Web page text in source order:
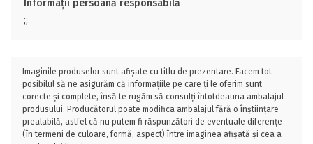
Informații persoană responsabilă
;;
Imaginile produselor sunt afișate cu titlu de prezentare. Facem tot
posibilul să ne asigurăm că informațiile pe care ți le oferim sunt
corecte și complete, însă te rugăm să consulți întotdeauna ambalajul
produsului. Producătorul poate modifica ambalajul fără o înștiințare
prealabilă, astfel că nu putem fi răspunzători de eventuale diferențe
(în termeni de culoare, formă, aspect) între imaginea afișată și cea a